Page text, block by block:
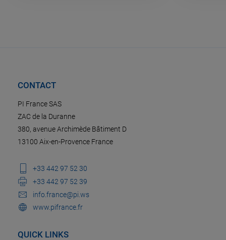
CONTACT
PI France SAS
ZAC de la Duranne
380, avenue Archimède Bâtiment D
13100 Aix-en-Provence France
+33 442 97 52 30
+33 442 97 52 39
info.france@pi.ws
www.pifrance.fr
QUICK LINKS